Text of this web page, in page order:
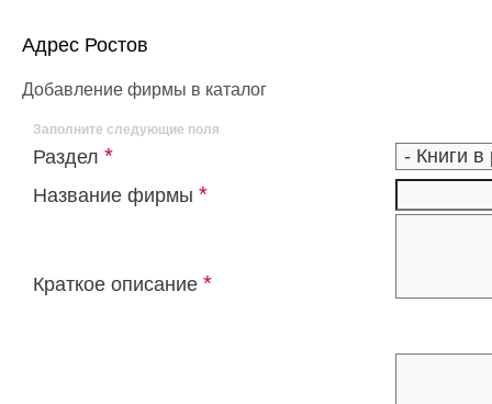
Адрес Ростов
Добавление фирмы в каталог
Заполните следующие поля
Раздел *
Название фирмы *
Краткое описание *